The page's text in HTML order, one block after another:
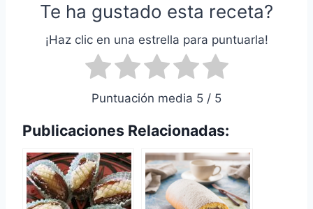
Te ha gustado esta receta?
¡Haz clic en una estrella para puntuarla!
Puntuación media 5 / 5
Publicaciones Relacionadas: